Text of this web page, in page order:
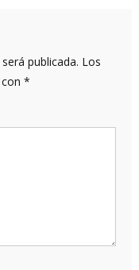
publicada. Los
*